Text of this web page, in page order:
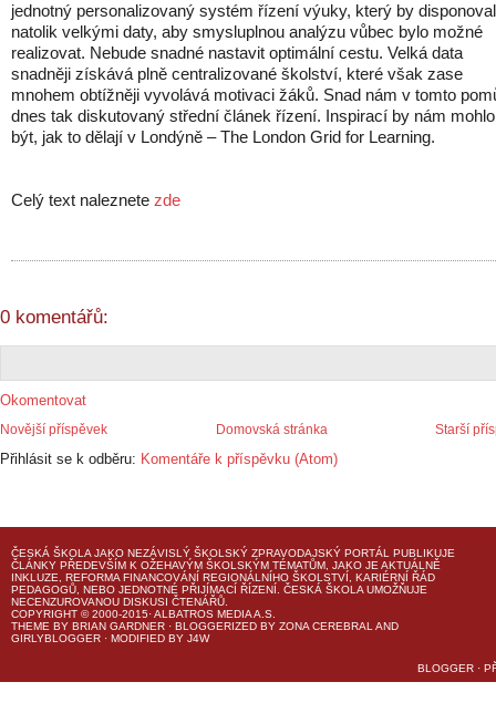
jednotný personalizovaný systém řízení výuky, který by disponoval
natolik velkými daty, aby smysluplnou analýzu vůbec bylo možné
realizovat. Nebude snadné nastavit optimální cestu. Velká data
snadněji získává plně centralizované školství, které však zase
mnohem obtížněji vyvolává motivaci žáků. Snad nám v tomto
dnes tak diskutovaný střední článek řízení. Inspirací by nám mohlo
být, jak to dělají v Londýně – The London Grid for Learning.
Celý text naleznete zde
0 komentářů:
Okomentovat
Novější příspěvek Starší
Domovská stránka
Přihlásit se k odběru: Komentáře k příspěvku (Atom)
ČESKÁ ŠKOLA JAKO NEZÁVISLÝ ŠKOLSKÝ ZPRAVODAJSKÝ PORTÁL PUBLIKUJE
ČLÁNKY PŘEDEVŠÍM K OŽEHAVÝM ŠKOLSKÝM TÉMATŮM, JAKO JE AKTUÁLNĚ
INKLUZE, REFORMA FINANCOVÁNÍ REGIONÁLNÍHO ŠKOLSTVÍ, KARIÉRNÍ ŘÁD
PEDAGOGŮ, NEBO JEDNOTNÉ PŘIJÍMACÍ ŘÍZENÍ. ČESKÁ ŠKOLA UMOŽŇUJE
NECENZUROVANOU DISKUSI ČTENÁŘŮ.
COPYRIGHT © 2000-2015· ALBATROS MEDIA A.S.
THEME BY BRIAN GARDNER · BLOGGERIZED BY ZONA CEREBRAL AND
GIRLYBLOGGER · MODIFIED BY J4W
BLOGGER ·